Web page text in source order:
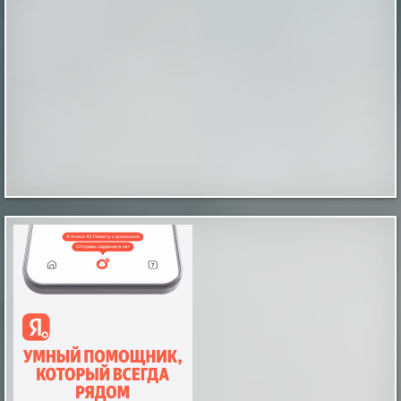
Иерихоне 9 тысяч лет назад
Так называемый «иерихонский череп» был найден
британским археологом Кэтлин Кэньон в 1953 году
во время раскопок на территории города Иерихон
(сейчас — Западный берег реки Иордан, в то время —
Иордания). Упоминаемый в
Библии Иерихон считается одним из самых древних
поселений в мире, по оценкам археологов, люди
xistory.ru